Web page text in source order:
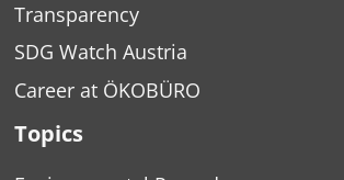
Transparency
SDG Watch Austria
Career at ÖKOBÜRO
Topics